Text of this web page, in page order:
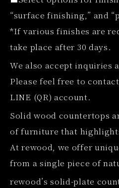
“surface finishing,” and
*If various finishes are
take place after 30 days.
We also accept inquiries
Please feel free to
LINE (QR) account.
Solid wood countertops
of furniture that
At rewood, we offer
from a single piece of
rewood’s solid-plate